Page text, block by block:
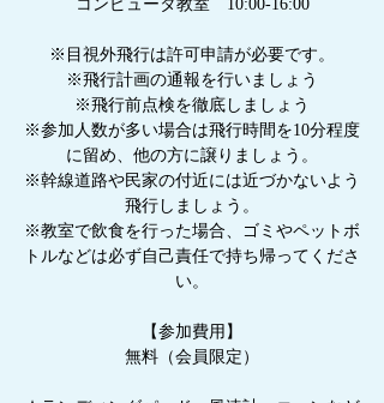
コンピュータ教室 10:00-16:00
※目視外飛行は許可申請が必要です。
※飛行計画の通報を行いましょう
※飛行前点検を徹底しましょう
※参加人数が多い場合は飛行時間を10分程度
に留め、他の方に譲りましょう。
※幹線道路や民家の付近には近づかないよう
飛行しましょう。
※教室で飲食を行った場合、ゴミやペットボ
トルなどは必ず自己責任で持ち帰ってくださ
い。
【参加費用】
無料（会員限定）